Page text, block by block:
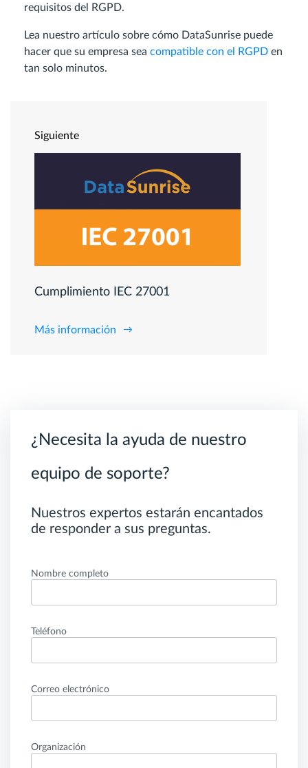
requisitos del RGPD.
Lea nuestro artículo sobre cómo DataSunrise puede
hacer que su empresa sea compatible con el RGPD en
tan solo minutos.
Siguiente
Cumplimiento IEC 27001
Más información
¿Necesita la ayuda de nuestro
equipo de soporte?
Nuestros expertos estarán encantados
de responder a sus preguntas.
Nombre completo
Teléfono
Correo electrónico
Organización